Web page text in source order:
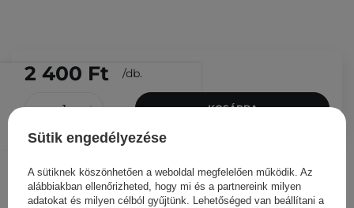
2 400 Ft /db.
KOSÁRBA
Más ügyfeleink ezeket is
nézegették
Sütik engedélyezése
A sütiknek köszönhetően a weboldal megfelelően működik. Az
alábbiakban ellenőrizheted, hogy mi és a partnereink milyen
adatokat és milyen célból gyűjtünk. Lehetőséged van beállítani a